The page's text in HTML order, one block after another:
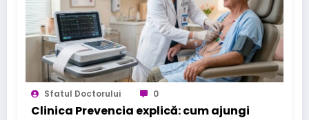
Sfatul Doctorului 0
Clinica Prevencia explică: cum ajungi